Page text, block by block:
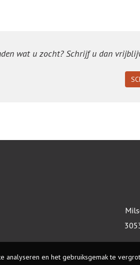
wat u zocht? Schrijf u dan
analyseren en het gebruiksgemak te